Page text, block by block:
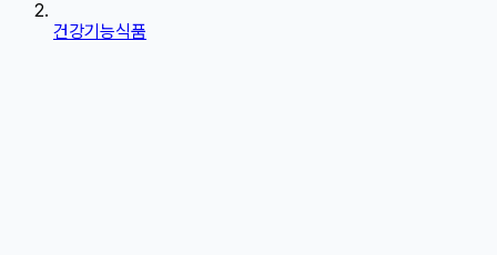
건강기능식품